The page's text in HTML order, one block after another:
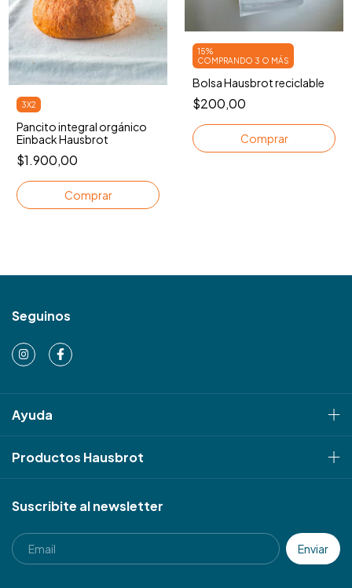
3X2
Pancito integral orgánico
Einback Hausbrot
$1.900,00
15%
COMPRANDO 3 O MÁS
Bolsa Hausbrot reciclable
$200,00
Seguinos
Ayuda
Productos Hausbrot
Suscribite al newsletter